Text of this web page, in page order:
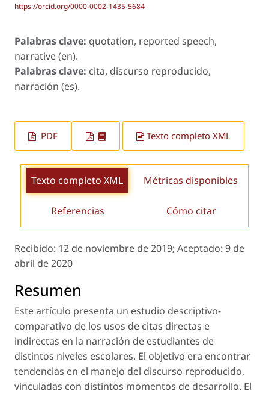
https://orcid.org/0000-0002-1435-5684
Palabras clave: quotation, reported speech,
narrative (en).
Palabras clave: cita, discurso reproducido,
narración (es).
PDF Texto completo XML
Texto completo XML Métricas disponibles
Referencias Cómo citar
Recibido: 12 de noviembre de 2019; Aceptado: 9 de
abril de 2020
Resumen
Este artículo presenta un estudio descriptivo-
comparativo de los usos de citas directas e
indirectas en la narración de estudiantes de
distintos niveles escolares. El objetivo era encontrar
tendencias en el manejo del discurso reproducido,
vinculadas con distintos momentos de desarrollo. El